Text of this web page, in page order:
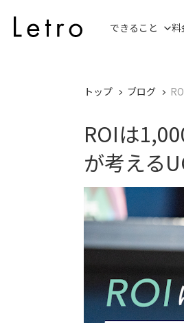
できること 料
トップ ブログ
ROIは
が考える